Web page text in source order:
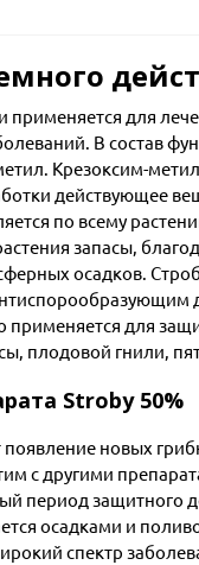
для
В состав
Крезоксим-
действующее
по всему
запасы,
осадков.
для
плодовой гнили,
Stroby 50%
новых
с другими
период защитного
осадками и
спектр